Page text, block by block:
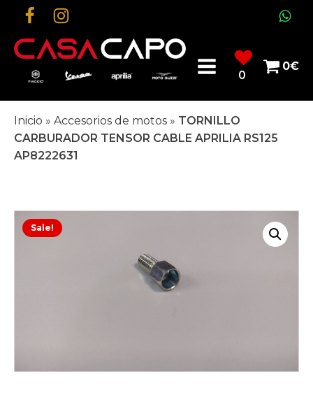
0
0€
Inicio » Accesorios de motos » TORNILLO
CARBURADOR TENSOR CABLE APRILIA RS125
AP8222631
Sale!